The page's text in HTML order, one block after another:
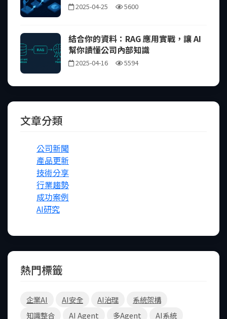
2025-04-25 5600
結合你的資料：RAG 應用實戰，讓 AI
幫你讀懂公司內部知識
2025-04-16 5594
文章分類
公司新聞
產品更新
技術分享
行業趨勢
成功案例
AI研究
熱門標籤
企業AI AI安全 AI治理
系統架構
知識整合
AI Agent 多Agent AI系統